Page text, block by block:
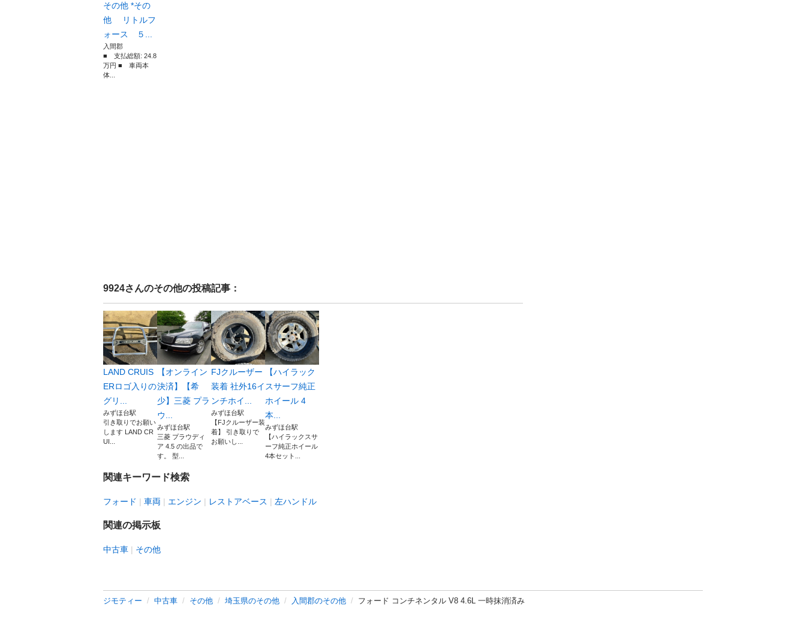
その他 *その
他 リトルフ
ォース ５...
入間郡
■ 支払総額: 24.8
万円 ■ 車両本
体...
9924さんのその他の投稿記事：
LAND CRUIS
ERロゴ入りの
グリ...
みずほ台駅
引き取りでお願い
します LAND CR
UI...
【オンライン
決済】【希
少】三菱 プラ
ウ...
みずほ台駅
三菱 プラウディ
ア 4.5 の出品で
す。 型...
FJクルーザー
装着 社外16イ
ンチホイ...
みずほ台駅
【FJクルーザー装
着】 引き取りで
お願いし...
【ハイラック
スサーフ純正
ホイール 4
本...
みずほ台駅
【ハイラックスサ
ーフ純正ホイール
4本セット...
関連キーワード検索
フォード 車両 エンジン レストアベース 左ハンドル
関連の掲示板
中古車 その他
ジモティー 中古車 その他 埼玉県のその他 入間郡のその他 フォード コンチネンタル V8 4.6L 一時抹消済み